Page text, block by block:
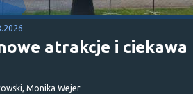
atrakcje i ciekawa
Monika Wejer